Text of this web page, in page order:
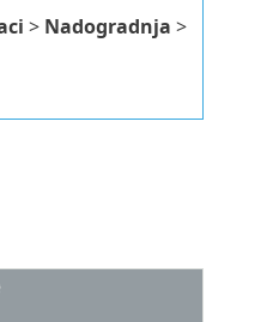
> Nadogradnja >